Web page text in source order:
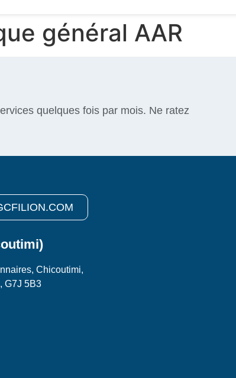
général AAR
quelques fois par mois. Ne ratez
Chicoutimi,
G7J 5B3